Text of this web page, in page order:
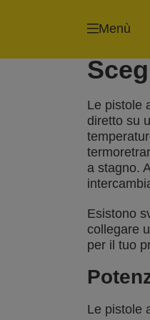
Menù
Le pistole
diretto su
a stagno.
Esistono
collegare
per il tuo
Le pistole